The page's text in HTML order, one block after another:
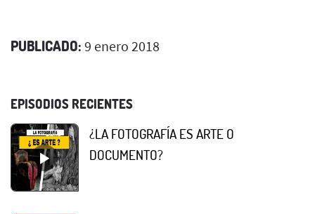
PUBLICADO: 9 enero 2018
EPISODIOS RECIENTES
¿LA FOTOGRAFÍA ES ARTE O
DOCUMENTO?